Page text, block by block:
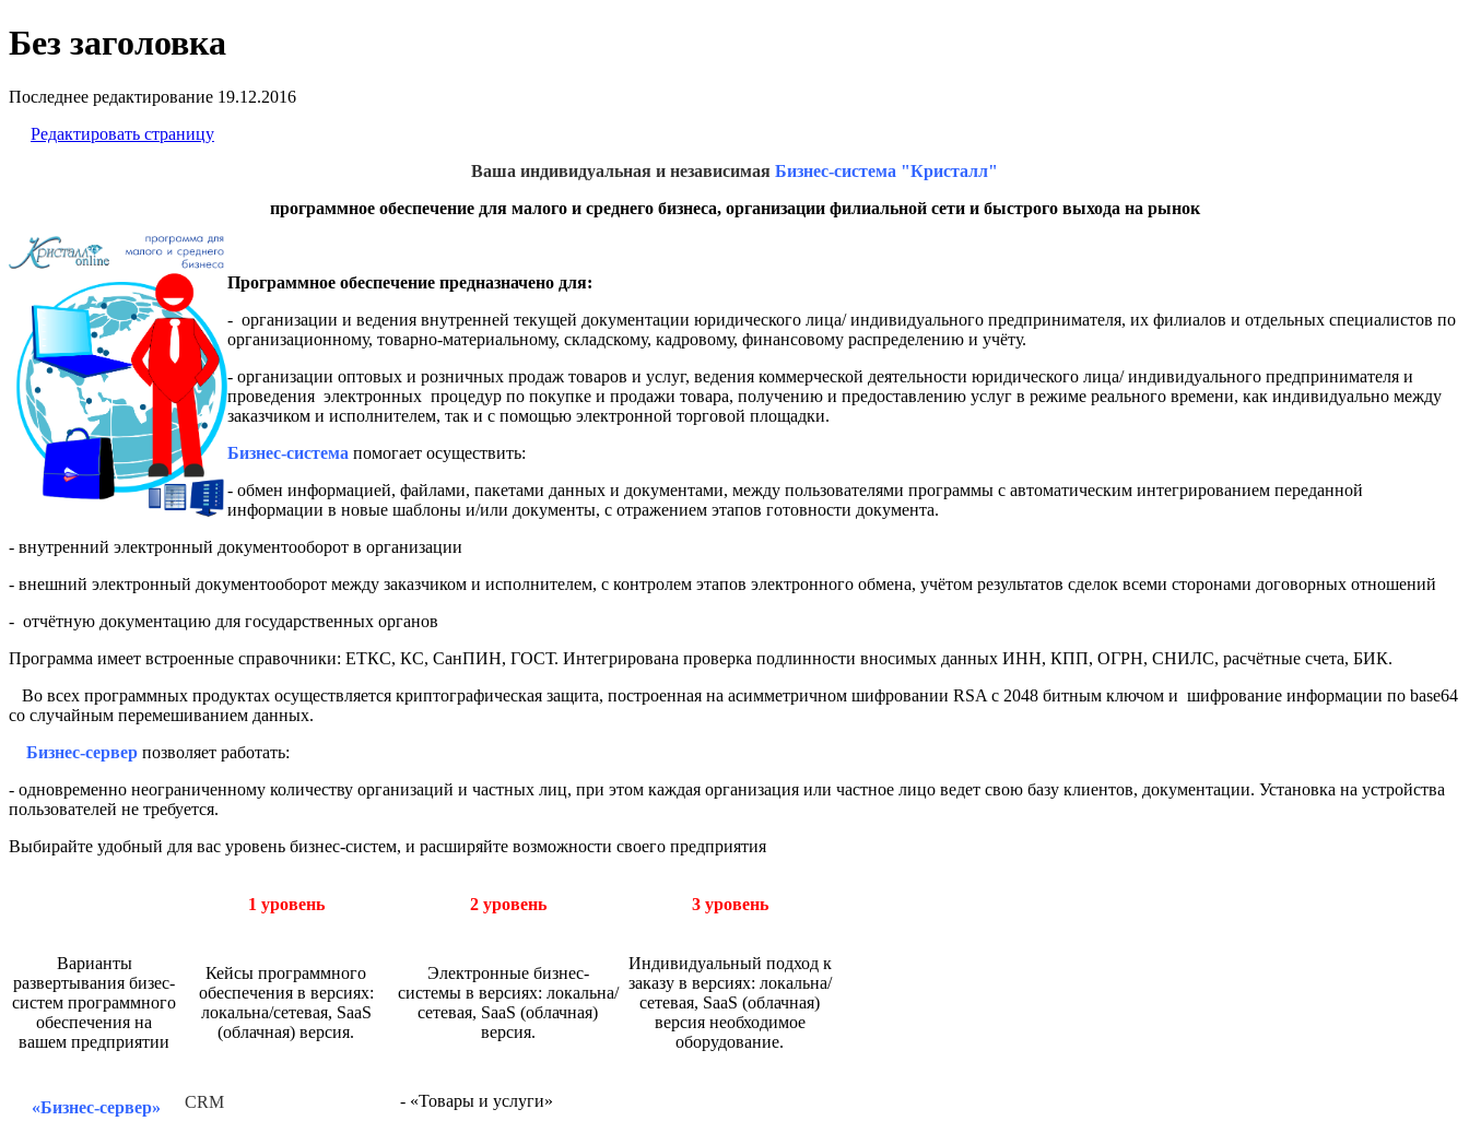
Без заголовка
Последнее редактирование 19.12.2016
Редактировать страницу
Ваша индивидуальная и независимая Бизнес-система "Кристалл"
программное обеспечение для малого и среднего бизнеса, организации филиальной сети и быстрого выхода на рынок
Программное обеспечение предназначено для:
- организации и ведения внутренней текущей документации юридического лица/ индивидуального предпринимателя, их филиалов и отдельных специалистов по
организационному, товарно-материальному, складскому, кадровому, финансовому распределению и учёту.
- организации оптовых и розничных продаж товаров и услуг, ведения коммерческой деятельности юридического лица/ индивидуального предпринимателя и
проведения электронных процедур по покупке и продажи товара, получению и предоставлению услуг в режиме реального времени, как индивидуально между
заказчиком и исполнителем, так и с помощью электронной торговой площадки.
Бизнес-система помогает осуществить:
- обмен информацией, файлами, пакетами данных и документами, между пользователями программы с автоматическим интегрированием переданной
информации в новые шаблоны и/или документы, с отражением этапов готовности документа.
- внутренний электронный документооборот в организации
- внешний электронный документооборот между заказчиком и исполнителем, с контролем этапов электронного обмена, учётом результатов сделок всеми сторонами договорных отношений
- отчётную документацию для государственных органов
Программа имеет встроенные справочники: ЕТКС, КС, СанПИН, ГОСТ. Интегрирована проверка подлинности вносимых данных ИНН, КПП, ОГРН, СНИЛС, расчётные счета, БИК.
Во всех программных продуктах осуществляется криптографическая защита, построенная на асимметричном шифровании RSA с 2048 битным ключом и шифрование информации по base64
со случайным перемешиванием данных.
Бизнес-сервер позволяет работать:
- одновременно неограниченному количеству организаций и частных лиц, при этом каждая организация или частное лицо ведет свою базу клиентов, документации. Установка на устройства
пользователей не требуется.
Выбирайте удобный для вас уровень бизнес-систем, и расширяйте возможности своего предприятия
1 уровень 2 уровень 3 уровень
Варианты
развертывания бизес-
систем программного
обеспечения на
вашем предприятии
Кейсы программного
обеспечения в версиях:
локальна/сетевая, SaaS
(облачная) версия.
Электронные бизнес-
системы в версиях: локальна/
сетевая, SaaS (облачная)
версия.
Индивидуальный подход к
заказу в версиях: локальна/
сетевая, SaaS (облачная)
версия необходимое
оборудование.
«Бизнес-сервер»
CRM
- «Товары и услуги»